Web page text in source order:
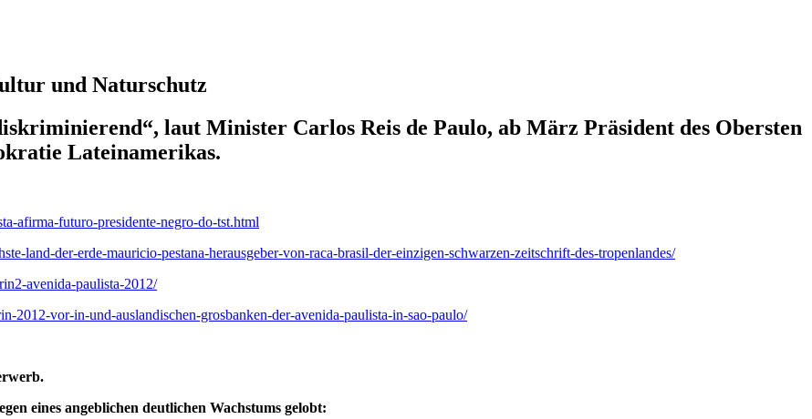
und Naturschutz
laut Minister Carlos Reis de Paulo, ab März Präsident des Obersten
Lateinamerikas.
afirma-futuro-presidente-negro-do-tst.html
land-der-erde-mauricio-pestana-herausgeber-von-raca-brasil-der-einzigen-schwarzen-zeitschrift-des-tropenlandes/
avenida-paulista-2012/
2012-vor-in-und-auslandischen-grosbanken-der-avenida-paulista-in-sao-paulo/
eines angeblichen deutlichen Wachstums gelobt: